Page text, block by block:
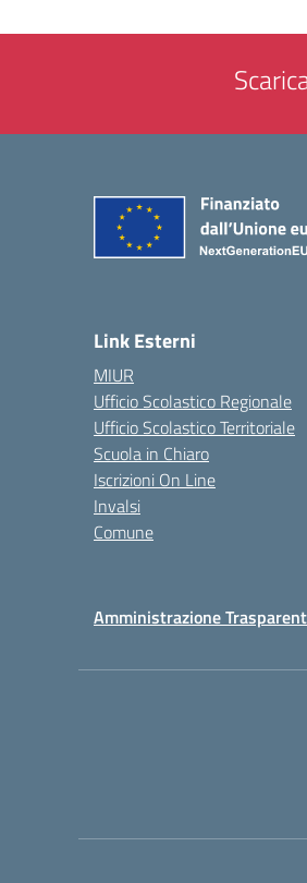
Link Esterni
MIUR
Ufficio Scolastico Regionale
Ufficio Scolastico Territoriale
Scuola in Chiaro
Iscrizioni On Line
Invalsi
Comune
Amministrazione